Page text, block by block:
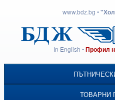
www.bdz.bg •
In English •Профил
ТОВАРНИ